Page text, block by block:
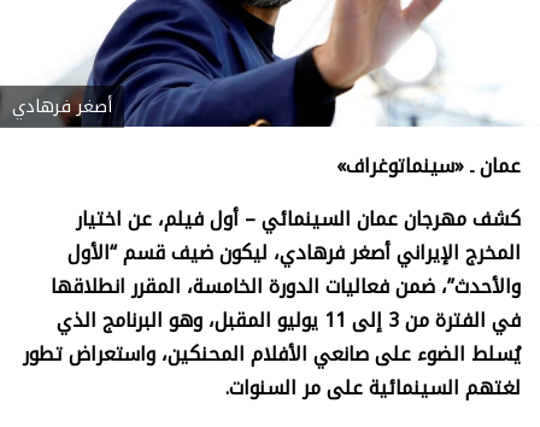
أصغر فرهادي
عمان ـ «سينماتوغراف»
كشف مهرجان عمان السينمائي – أول فيلم، عن اختيار
المخرج الإيراني أصغر فرهادي، ليكون ضيف قسم “الأول
والأحدث”، ضمن فعاليات الدورة الخامسة، المقرر انطلاقها
في الفترة من 3 إلى 11 يوليو المقبل، وهو البرنامج الذي
يُسلط الضوء على صانعي الأفلام المحنكين، واستعراض تطور
لغتهم السينمائية على مر السنوات.